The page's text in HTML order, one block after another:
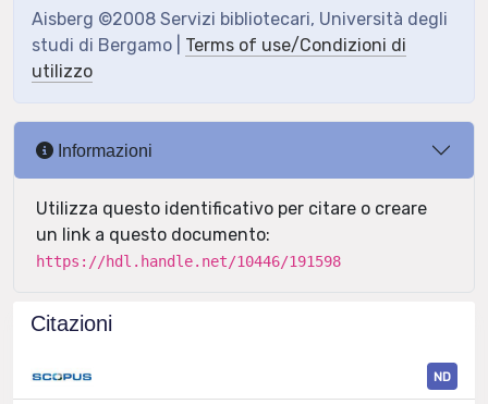
Aisberg ©2008 Servizi bibliotecari, Università degli
studi di Bergamo | Terms of use/Condizioni di
utilizzo
Informazioni
Utilizza questo identificativo per citare o creare
un link a questo documento:
https://hdl.handle.net/10446/191598
Citazioni
ND